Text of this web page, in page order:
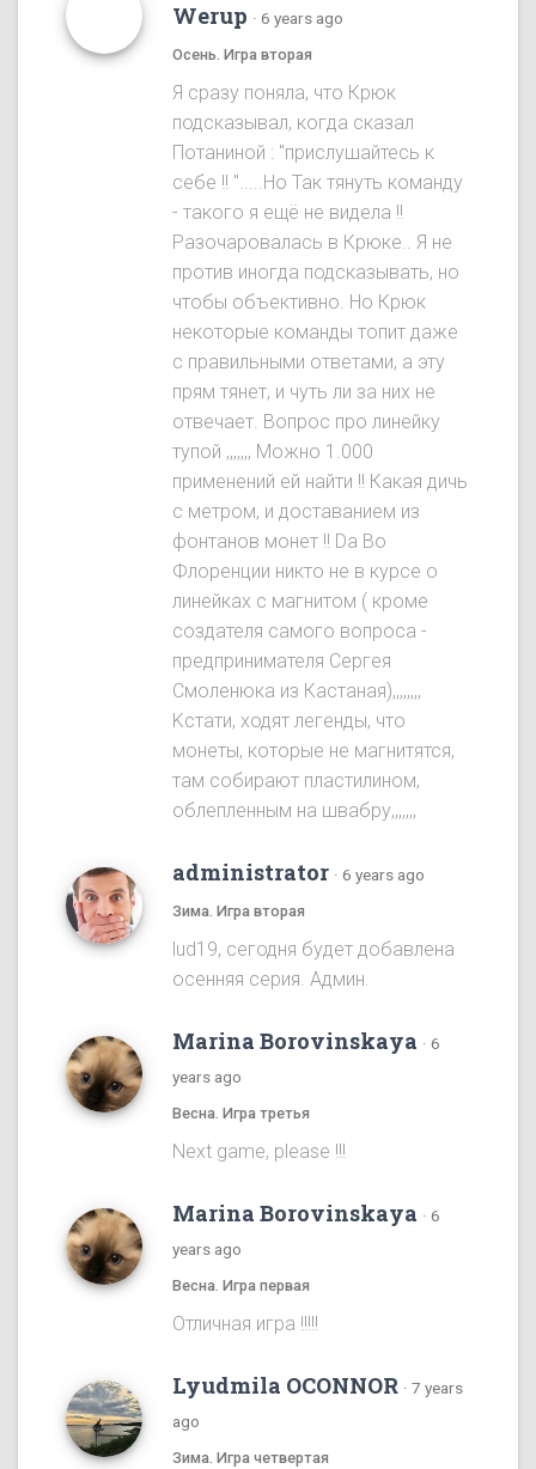
Werup · 6 years ago
Осень. Игра вторая
Я сразу понялa, что Крюк
подсказывал, когда сказал
Потаниной : "прислушайтесь к
себе !! ".....Ho Так тянуть команду
- такого я ещё не видела !!
Разочаровалась в Крюке.. Я не
против иногда подсказывать, но
чтобы объективно. Ho Крюк
некоторые команды топит даже
с правильными ответами, а эту
прям тянет, и чуть ли за них не
отвечает. Вопрос про линейку
тупой ,,,,,,, Можно 1.000
применений ей найти !! Какая дичь
с метром, и доставанием из
фонтанов монет !! Da Во
Флоренции никто не в курсе о
линейках с магнитом ( кроме
создателя самого вопроса -
предпринимателя Сергея
Смоленюка из Кастаная),,,,,,,,
Kстати, ходят легенды, что
монеты, которые не магнитятся,
там собирают пластилином,
облепленным на швабру,,,,,,,
administrator · 6 years ago
Зима. Игра вторая
lud19, сегодня будет добавлена
осенняя серия. Админ.
Marina Borovinskaya · 6
years ago
Весна. Игра третья
Next game, please !!!
Marina Borovinskaya · 6
years ago
Весна. Игра первая
Отличная игра !!!!!
Lyudmila OCONNOR · 7 years
ago
Зима. Игра четвертая